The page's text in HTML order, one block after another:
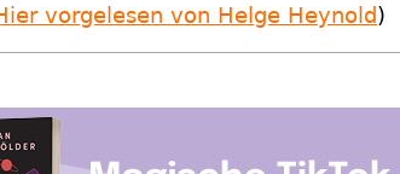
vorgelesen von Helge Heynold)